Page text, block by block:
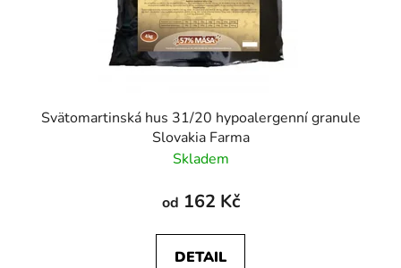
Svätomartinská hus 31/20 hypoalergenní granule
Slovakia Farma
Skladem
od 162 Kč
DETAIL